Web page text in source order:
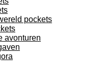
pockets
avonturen